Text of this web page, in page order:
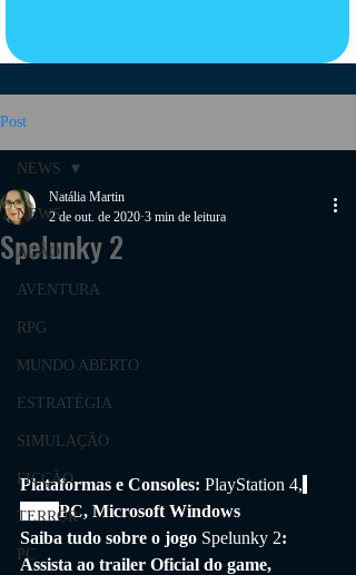
Post
NEWS
AÇÃO
AVENTURA
RPG
MUNDO ABERTO
ESTRATÉGIA
SIMULAÇÃO
FICÇÃO
TERROR
PC
NEWS
Spelunky 2
Natália Martin
2 de out. de 2020 3 min de leitura
Plataformas e Consoles: PlayStation 4,
PS4, PC, Microsoft Windows
Saiba tudo sobre o jogo Spelunky 2:
Assista ao trailer Oficial do game,